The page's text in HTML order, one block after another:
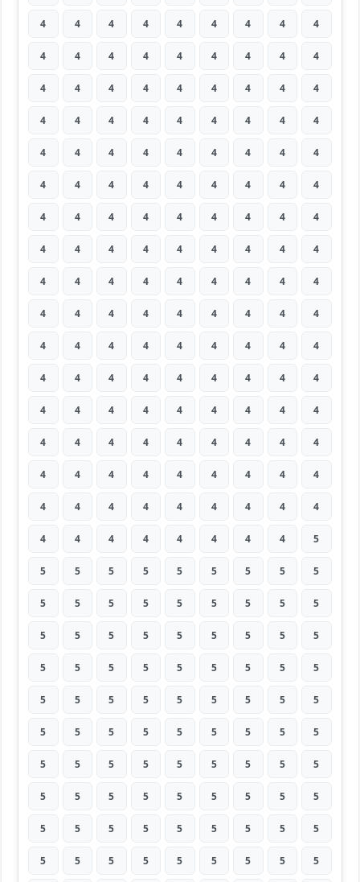
4 4 4 4 4 4 4 4 4
4 4 4 4 4 4 4 4 4
4 4 4 4 4 4 4 4 4
4 4 4 4 4 4 4 4 4
4 4 4 4 4 4 4 4 4
4 4 4 4 4 4 4 4 4
4 4 4 4 4 4 4 4 4
4 4 4 4 4 4 4 4 4
4 4 4 4 4 4 4 4 4
4 4 4 4 4 4 4 4 4
4 4 4 4 4 4 4 4 4
4 4 4 4 4 4 4 4 4
4 4 4 4 4 4 4 4 4
4 4 4 4 4 4 4 4 4
4 4 4 4 4 4 4 4 4
4 4 4 4 4 4 4 4 4
4 4 4 4 4 4 4 4 5
5 5 5 5 5 5 5 5 5
5 5 5 5 5 5 5 5 5
5 5 5 5 5 5 5 5 5
5 5 5 5 5 5 5 5 5
5 5 5 5 5 5 5 5 5
5 5 5 5 5 5 5 5 5
5 5 5 5 5 5 5 5 5
5 5 5 5 5 5 5 5 5
5 5 5 5 5 5 5 5 5
5 5 5 5 5 5 5 5 5